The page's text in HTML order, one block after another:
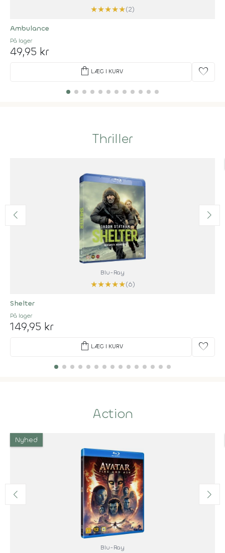
★★★★★(2)
Ambulance
På lager
49,95 kr
shopping_bag LÆG I KURV favorite
Thriller
Blu-Ray
★★★★★(6)
Shelter
På lager
149,95 kr
shopping_bag LÆG I KURV favorite
Action
Nyhed
Blu-Ray